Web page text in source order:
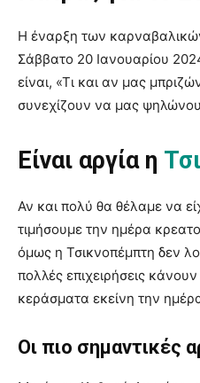
Η έναρξη των
Σάββατο 20 Ιανουαρίου
είναι, «Τι και αν μας
συνεχίζουν να μας
Είναι αργία η
Αν και πολύ θα θέλαμε να
τιμήσουμε την ημέρα
όμως η Τσικνοπέμπτη δεν
πολλές επιχειρήσεις
κεράσματα εκείνη την
Οι πιο σημαντικές